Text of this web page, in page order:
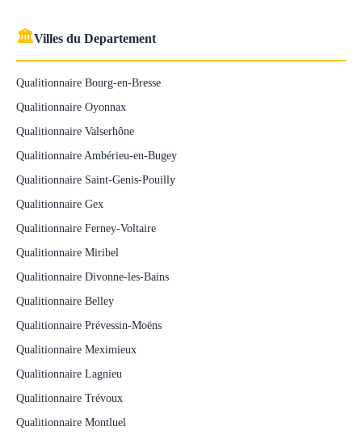
🏛Villes du Departement
Qualitionnaire Bourg-en-Bresse
Qualitionnaire Oyonnax
Qualitionnaire Valserhône
Qualitionnaire Ambérieu-en-Bugey
Qualitionnaire Saint-Genis-Pouilly
Qualitionnaire Gex
Qualitionnaire Ferney-Voltaire
Qualitionnaire Miribel
Qualitionnaire Divonne-les-Bains
Qualitionnaire Belley
Qualitionnaire Prévessin-Moëns
Qualitionnaire Meximieux
Qualitionnaire Lagnieu
Qualitionnaire Trévoux
Qualitionnaire Montluel